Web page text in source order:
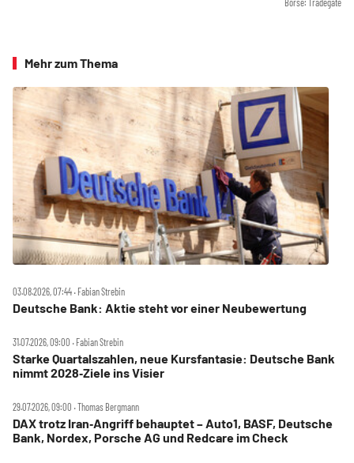
Mehr zum Thema
03.08.2026, 07:44 ‧ Fabian Strebin
Deutsche Bank: Aktie steht vor einer Neubewertung
31.07.2026, 09:00 ‧ Fabian Strebin
Starke Quartalszahlen, neue Kursfantasie: Deutsche Bank
nimmt 2028‑Ziele ins Visier
29.07.2026, 09:00 ‧ Thomas Bergmann
DAX trotz Iran‑Angriff behauptet – Auto1, BASF, Deutsche
Bank, Nordex, Porsche AG und Redcare im Check